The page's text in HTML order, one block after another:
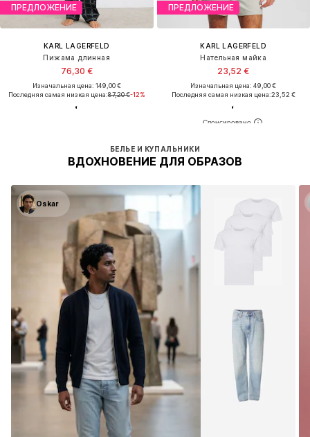
ПРЕДЛОЖЕНИЕ
KARL LAGERFELD
Пижама длинная
76,30 €
Изначальная цена: 149,00 €
Последняя самая низкая цена:87,20 €-12%
ПРЕДЛОЖЕНИЕ
KARL LAGERFELD
Нательная майка
23,52 €
Изначальная цена: 49,00 €
Последняя самая низкая цена:23,52 €
БЕЛЬЕ И КУПАЛЬНИКИ
ВДОХНОВЕНИЕ ДЛЯ ОБРАЗОВ
Oskar